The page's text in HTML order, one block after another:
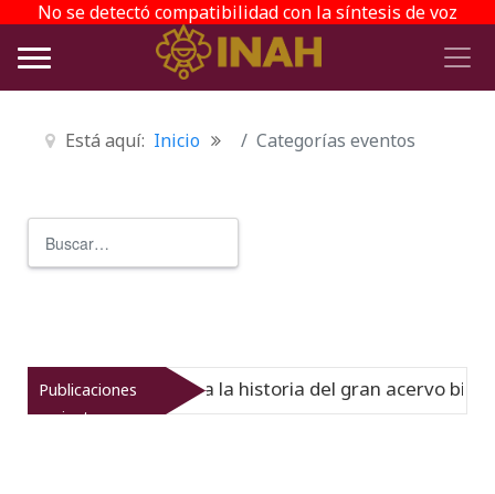
No se detectó compatibilidad con la síntesis de voz
Está aquí: Inicio Categorías eventos
Publicaciones
recientes
del Virreinato muestra la historia del gran acervo